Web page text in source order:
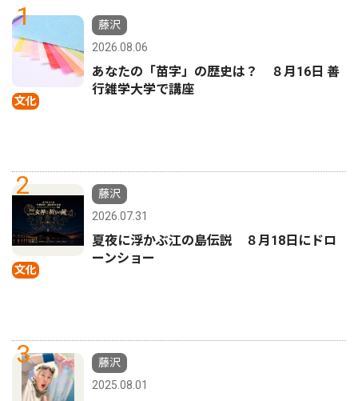
1
文化
藤沢
2026.08.06
あなたの「苗字」の歴史は？ ８月16日 善
行雑学大学で講座
2
文化
藤沢
2026.07.31
夏夜に浮かぶ江の島伝説 ８月18日にドロ
ーンショー
3
藤沢
2025.08.01